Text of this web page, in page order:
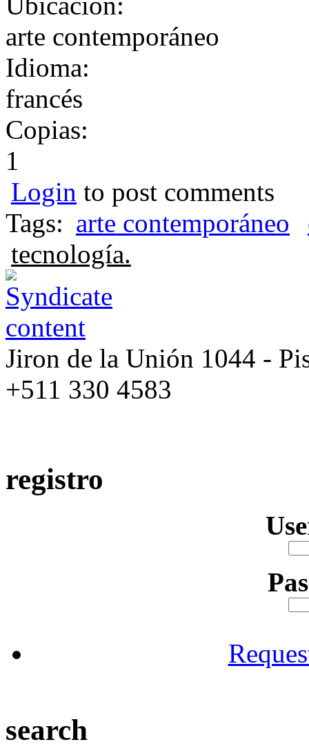
arte contemporáneo
Idioma:
francés
Copias:
1
Login to post comments
Tags: arte contemporáneo
tecnología.
Jiron de la Unión 1044 -
+511 330 4583
registro
search